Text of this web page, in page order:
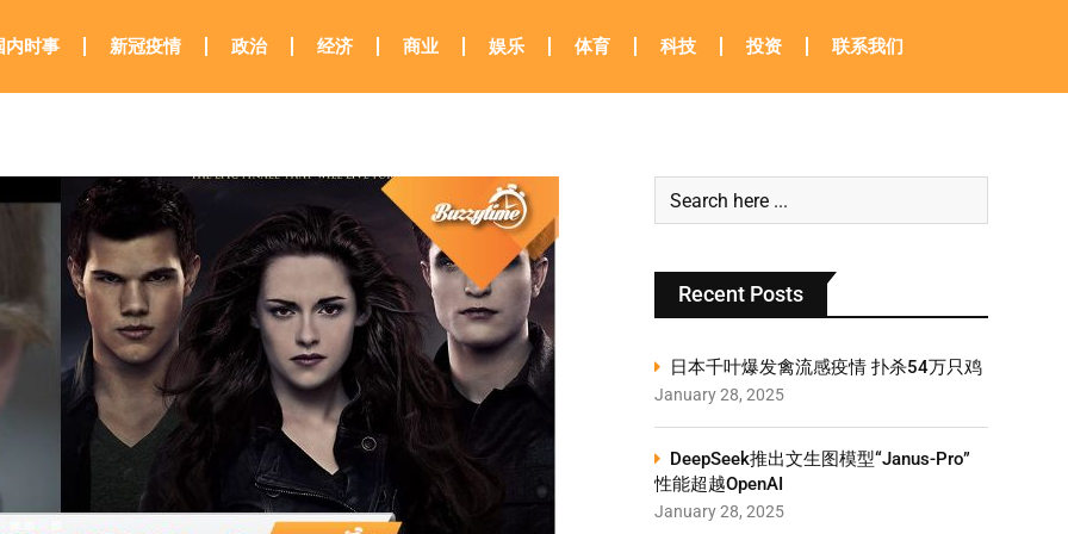
内时事 新冠疫情 政治 经济 商业 娱乐 体育 科技 投资 联系我们
Recent Posts
日本千叶爆发禽流感疫情 扑杀54万只鸡
January 28, 2025
DeepSeek推出文生图模型“Janus-Pro”
性能超越OpenAI
January 28, 2025